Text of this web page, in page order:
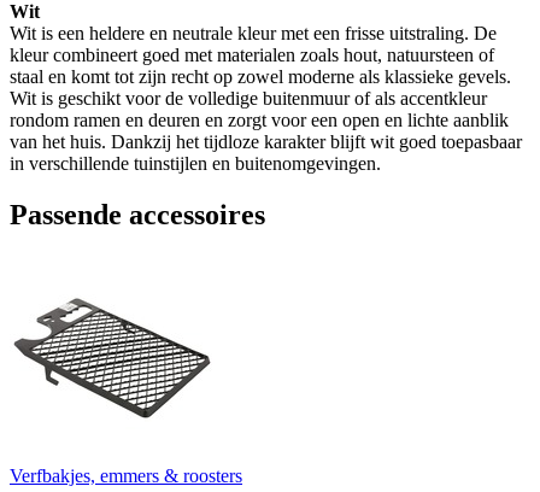
Wit
Wit is een heldere en neutrale kleur met een frisse uitstraling. De
kleur combineert goed met materialen zoals hout, natuursteen of
staal en komt tot zijn recht op zowel moderne als klassieke gevels.
Wit is geschikt voor de volledige buitenmuur of als accentkleur
rondom ramen en deuren en zorgt voor een open en lichte aanblik
van het huis. Dankzij het tijdloze karakter blijft wit goed toepasbaar
in verschillende tuinstijlen en buitenomgevingen.
Passende accessoires
Verfbakjes, emmers & roosters